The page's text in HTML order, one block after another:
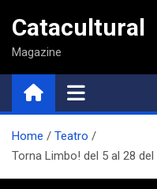
contenido
Catacultural
Magazine
Home
Teatro
Torna Limbo! del 5 al 28